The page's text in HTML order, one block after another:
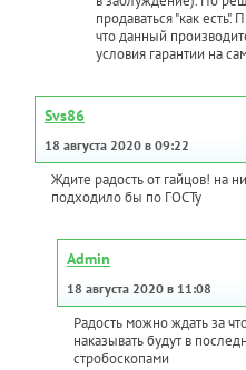
продаваться "как
что данный
условия гарантии на
Svs86
18 августа 2020 в 09:22
Ждите радость от гайцов! на
подходило бы по ГОСТу
Admin
18 августа 2020 в 11:08
Радость можно ждать за
наказывать будут в
стробоскопами